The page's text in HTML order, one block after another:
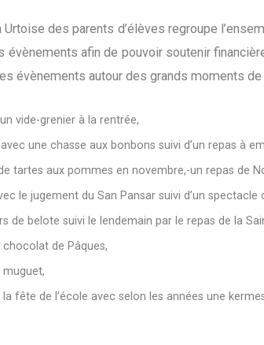
Urtoise des parents d’élèves regroupe
évènements afin de pouvoir soutenir
évènements autour des grands moments de
vide-grenier à la rentrée,
une chasse aux bonbons suivi d’un repas à
tartes aux pommes en novembre,-un repas de
le jugement du San Pansar suivi d’un
de belote suivi le lendemain par le repas de la
chocolat de Pâques,
muguet,
la fête de l’école avec selon les années une